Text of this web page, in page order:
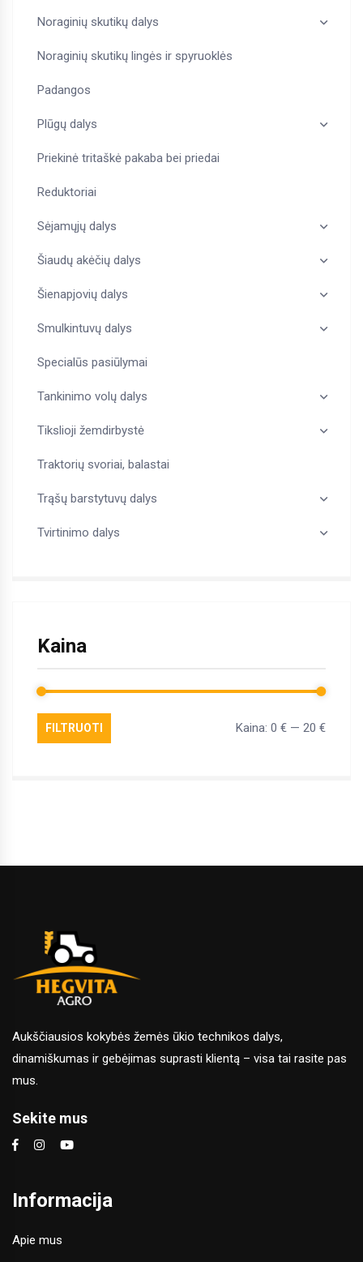
Noraginių skutikų dalys
Noraginių skutikų lingės ir spyruoklės
Padangos
Plūgų dalys
Priekinė tritaškė pakaba bei priedai
Reduktoriai
Sėjamųjų dalys
Šiaudų akėčių dalys
Šienapjovių dalys
Smulkintuvų dalys
Specialūs pasiūlymai
Tankinimo volų dalys
Tikslioji žemdirbystė
Traktorių svoriai, balastai
Trąšų barstytuvų dalys
Tvirtinimo dalys
Kaina
FILTRUOTI Kaina: 0 € — 20 €
Aukščiausios kokybės žemės ūkio technikos dalys,
dinamiškumas ir gebėjimas suprasti klientą – visa tai rasite pas
mus.
Sekite mus
Informacija
Apie mus